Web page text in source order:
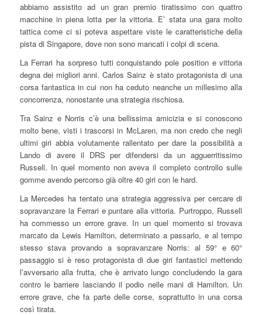
abbiamo assistito ad un gran premio tiratissimo con quattro
macchine in piena lotta per la vittoria. E’ stata una gara molto
tattica come ci si poteva aspettare viste le caratteristiche della
pista di Singapore, dove non sono mancati i colpi di scena.
La Ferrari ha sorpreso tutti conquistando pole position e vittoria
degna dei migliori anni. Carlos Sainz è stato protagonista di una
corsa fantastica in cui non ha ceduto neanche un millesimo alla
concorrenza, nonostante una strategia rischiosa.
Tra Sainz e Norris c’è una bellissima amicizia e si conoscono
molto bene, visti i trascorsi in McLaren, ma non credo che negli
ultimi giri abbia volutamente rallentato per dare la possibilità a
Lando di avere il DRS per difendersi da un agguerritissimo
Russell. In quel momento non aveva il completo controllo sulle
gomme avendo percorso già oltre 40 giri con le hard.
La Mercedes ha tentato una strategia aggressiva per cercare di
sopravanzare la Ferrari e puntare alla vittoria. Purtroppo, Russell
ha commesso un errore grave. In un quel momento si trovava
marcato da Lewis Hamilton, determinato a passarlo, e al tempo
stesso stava provando a sopravanzare Norris: al 59° e 60°
passaggio si è reso protagonista di due giri fantastici mettendo
l’avversario alla frutta, che è arrivato lungo concludendo la gara
contro le barriere lasciando il podio nelle mani di Hamilton. Un
errore grave, che fa parte delle corse, soprattutto in una corsa
così tirata.